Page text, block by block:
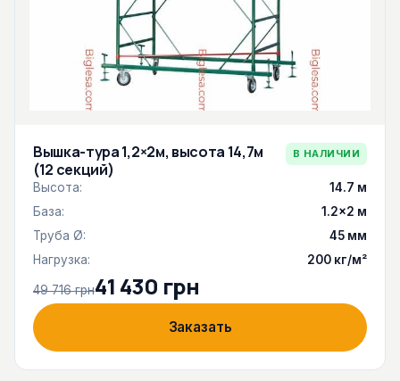
Вышка-тура 1,2×2м, высота 14,7м
(12 секций)
В НАЛИЧИИ
Высота:
14.7 м
База:
1.2×2 м
Труба Ø:
45 мм
Нагрузка:
200 кг/м²
49 716 грн41 430 грн
Заказать